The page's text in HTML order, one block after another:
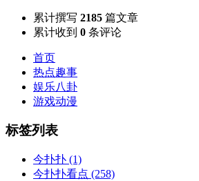
累计撰写 2185 篇文章
累计收到 0 条评论
首页
热点趣事
娱乐八卦
游戏动漫
标签列表
今扑扑 (1)
今扑扑看点 (258)